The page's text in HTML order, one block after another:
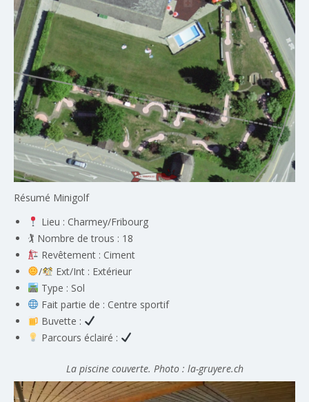
Résumé Minigolf
Lieu : Charmey/Fribourg
🏌️ Nombre de trous : 18
Revêtement : Ciment
/
Ext/Int : Extérieur
Type : Sol
Fait partie de : Centre sportif
Buvette :
Parcours éclairé :
La piscine couverte. Photo : la-gruyere.ch